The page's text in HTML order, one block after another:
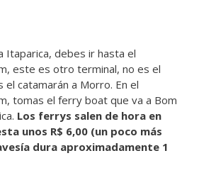
Itaparica, debes ir hasta el
este es otro terminal, no es el
catamarán a Morro. En el
tomas el ferry boat que va a Bom
Los ferrys salen de hora en
unos R$ 6,00 (un poco más
dura aproximadamente 1